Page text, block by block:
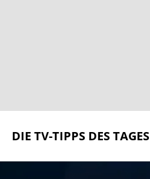
DIE TV-TIPPS DES TAGES